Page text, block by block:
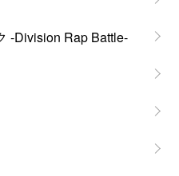
-Division Rap Battle-